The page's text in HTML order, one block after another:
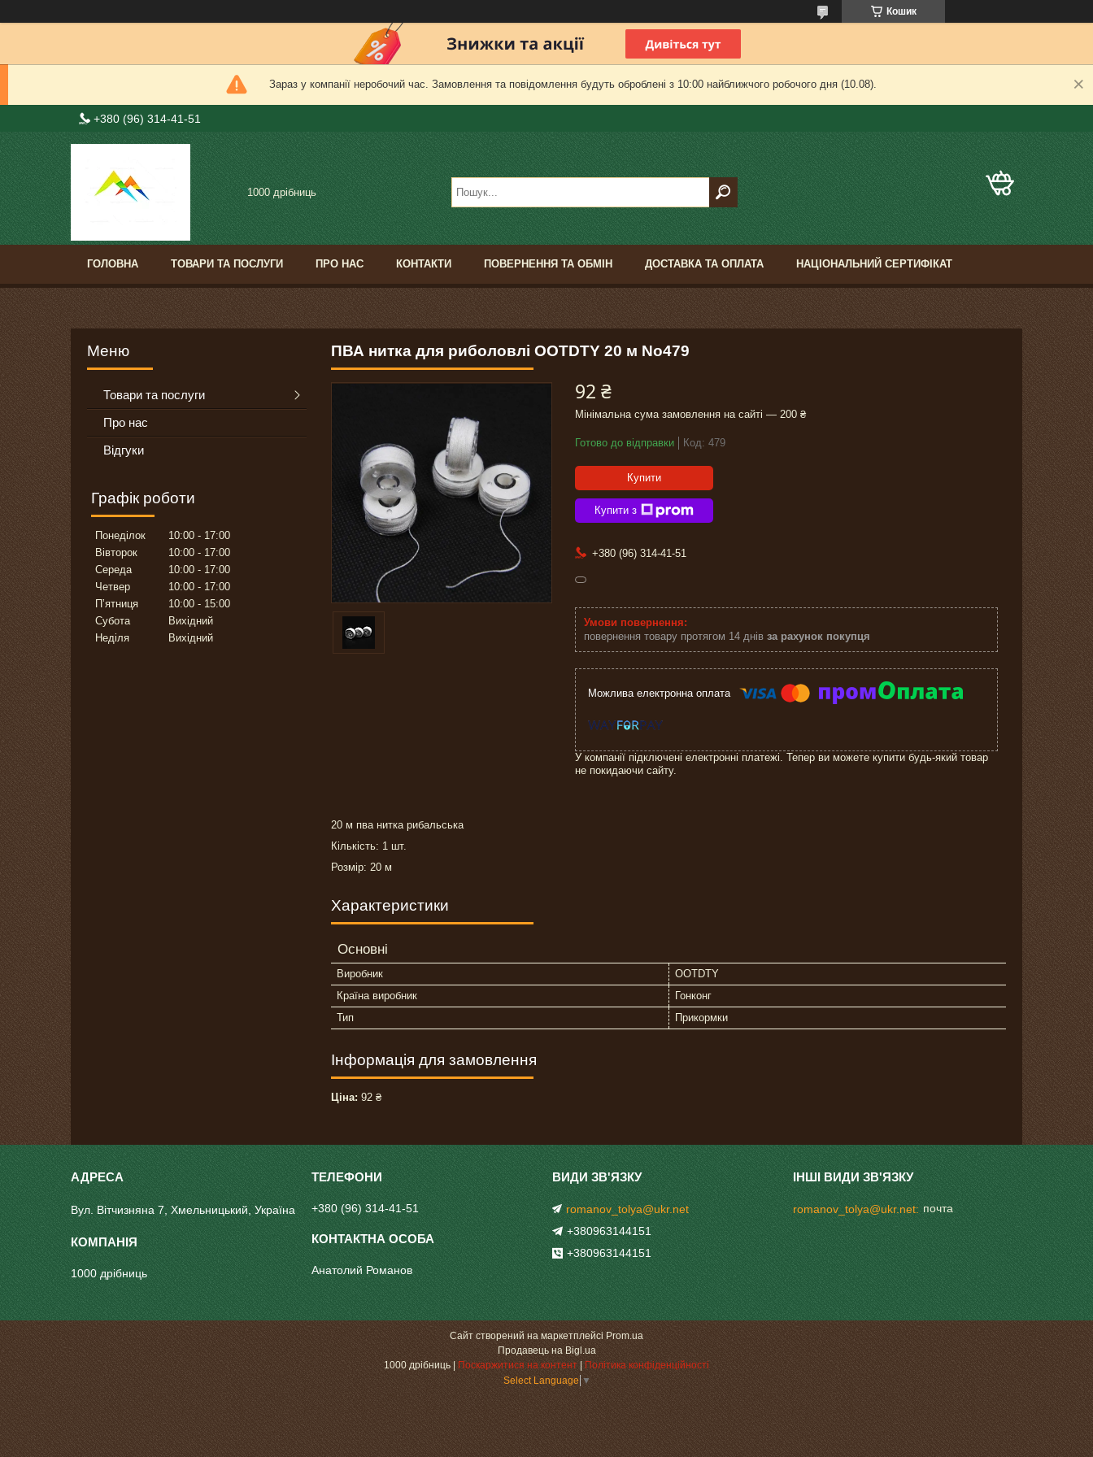
Кошик
Зараз у компанії неробочий час. Замовлення та повідомлення будуть оброблені з 10:00 найближчого робочого дня (10.08).
+380 (96) 314-41-51
1000 дрібниць
ГОЛОВНА ТОВАРИ ТА ПОСЛУГИ ПРО НАС КОНТАКТИ ПОВЕРНЕННЯ ТА ОБМІН ДОСТАВКА ТА ОПЛАТА НАЦІОНАЛЬНИЙ СЕРТИФІКАТ
ПВА нитка для риболовлі OOTDTY 20 м No479
92 ₴
Мінімальна сума замовлення на сайті — 200 ₴
Готово до відправки Код: 479
Купити
Купити з
+380 (96) 314-41-51
повернення товару протягом 14 днів за рахунок покупця
У компанії підключені електронні платежі. Тепер ви можете купити будь-який товар
не покидаючи сайту.
20 м пва нитка рибальська
Кількість: 1 шт.
Розмір: 20 м
Характеристики
Основні
Виробник
OOTDTY
Країна виробник
Гонконг
Тип
Прикормки
Інформація для замовлення
Ціна: 92 ₴
Товари та послуги
Про нас
Відгуки
Графік роботи
Понеділок 10:00
17:00
Вівторок
10:00
17:00
Середа
10:00
17:00
Четвер
10:00
17:00
Пʼятниця
10:00
15:00
Субота
Вихідний
Неділя
Вихідний
Вул. Вітчизняна 7, Хмельницький, Україна
1000 дрібниць
+380 (96) 314-41-51
Анатолий Романов
romanov_tolya@ukr.net
+380963144151
+380963144151
romanov_tolya@ukr.net почта
Сайт створений на маркетплейсіProm.ua
Продавець на Bigl.ua
1000 дрібниць | Поскаржитися на контент | Політика конфіденційності
Select Language ▼